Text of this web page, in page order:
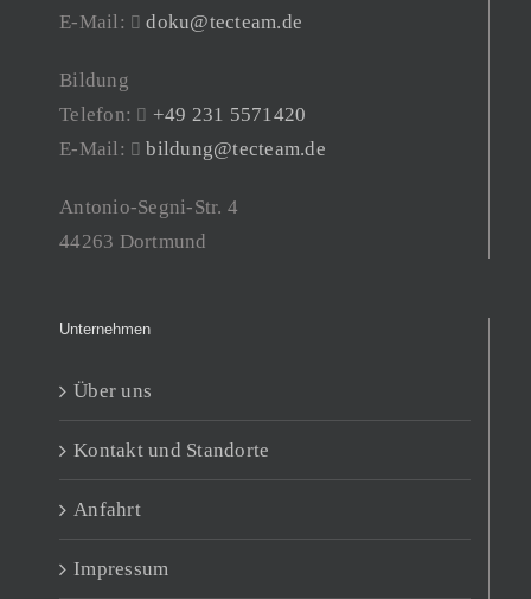
E-Mail:
doku@tecteam.de
Bildung
Telefon:
+49 231 5571420
E-Mail:
bildung@tecteam.de
Antonio-Segni-Str. 4
44263 Dortmund
Unternehmen
Über uns
Kontakt und Standorte
Anfahrt
Impressum